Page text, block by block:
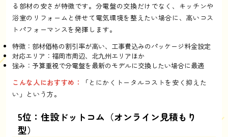
る部材の安さが特徴です。分電盤の交換だけでなく、キッチンや
浴室のリフォームと併せて電気環境を整えたい場合に、高いコス
トパフォーマンスを発揮します。
特徴：部材価格の割引率が高い、工事費込みのパッケージ料金設定
対応エリア：福岡市周辺、北九州エリアほか
強み：予算重視で分電盤を最新のモデルに交換したい場合に最適
こんな人におすすめ：
「とにかくトータルコストを安く抑えた
い」という方。
5位：住設ドットコム（オンライン見積もり
型）